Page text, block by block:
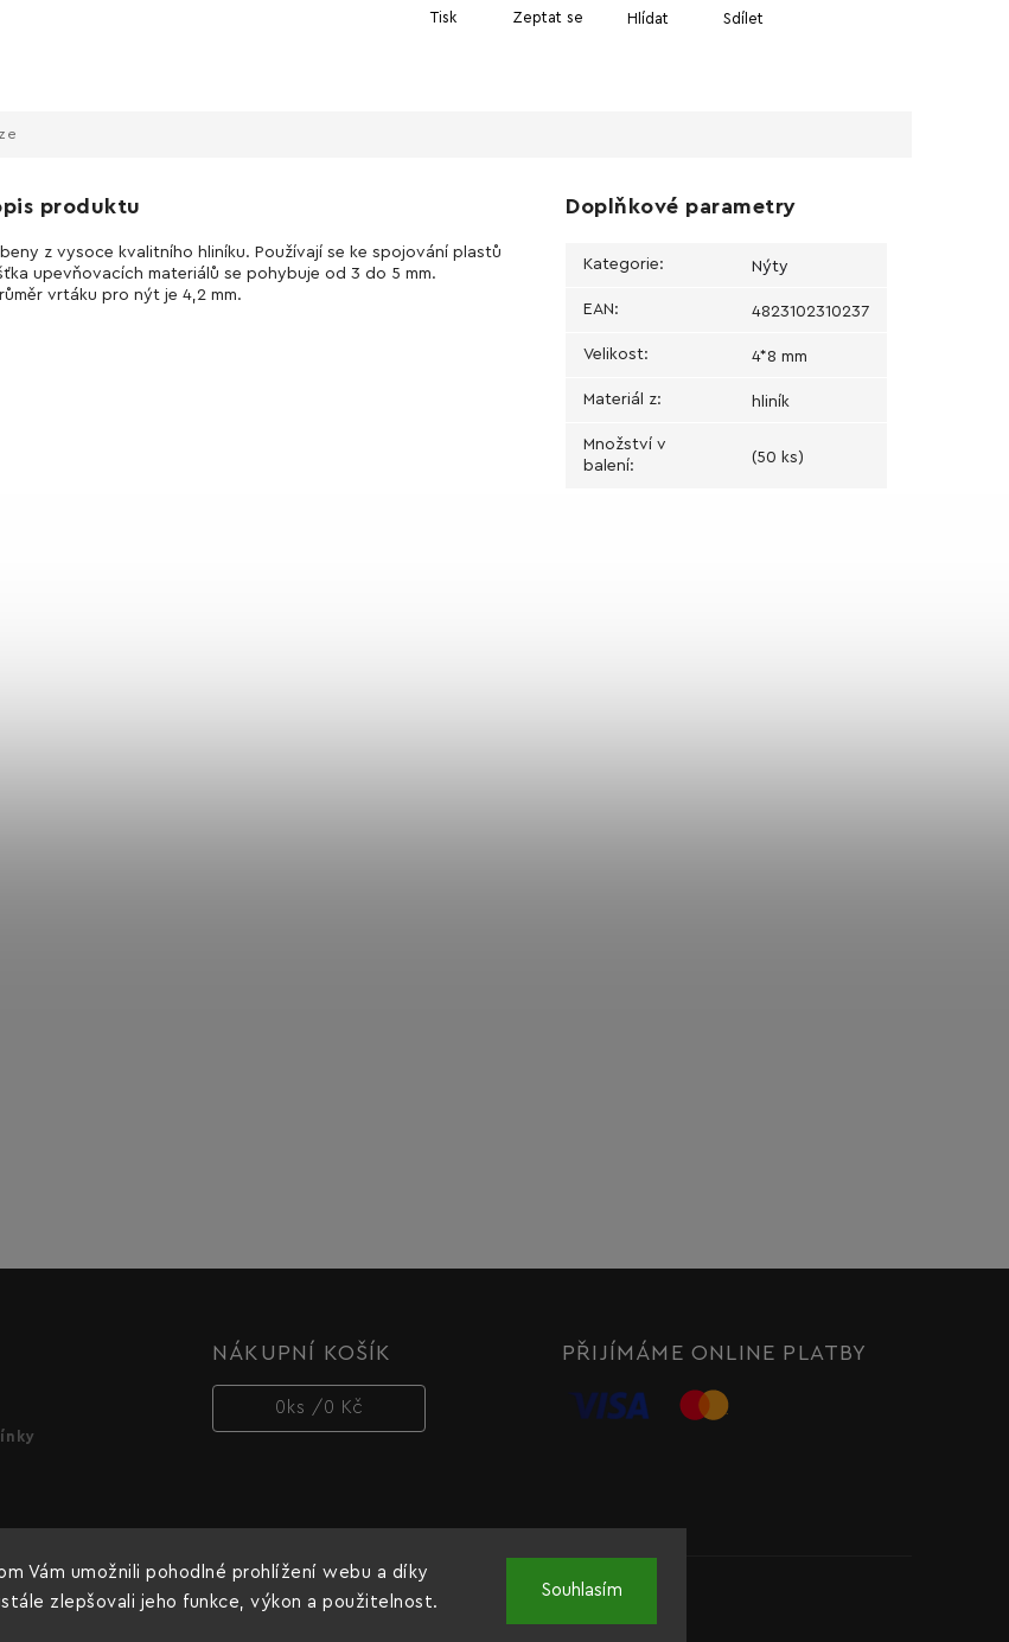
Vám umožnili pohodlné prohlížení webu a díky
zlepšovali jeho funkce, výkon a použitelnost.
Souhlasím
Tisk Zeptat se Hlídat Sdílet
produktu
z vysoce kvalitního hliníku. Používají se ke spojování plastů
upevňovacích materiálů se pohybuje od 3 do 5 mm.
vrtáku pro nýt je 4,2 mm.
Doplňkové parametry
Kategorie: Nýty
EAN: 4823102310237
Velikost: 4*8 mm
Materiál z: hliník
Množství v
balení: (50 ks)
NÁKUPNÍ KOŠÍK
0 ks / 0 Kč
PŘIJÍMÁME ONLINE PLATBY
2026Dnipro-M cz. Všechna práva vyhrazena.